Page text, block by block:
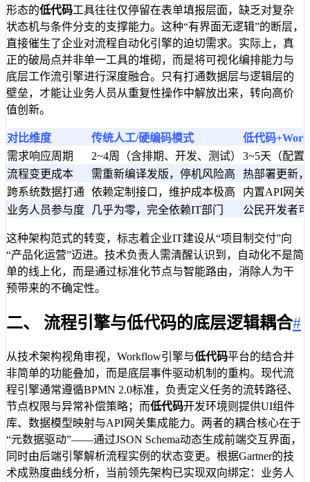
形态的低代码工具往往仅停留在表单填报层面，缺乏对复杂
状态机与条件分支的支撑能力。这种“有界面无逻辑”的断层，
直接催生了企业对流程自动化引擎的迫切需求。实际上，真
正的破局点并非单一工具的堆砌，而是将可视化编排能力与
底层工作流引擎进行深度融合。只有打通数据层与逻辑层的
壁垒，才能让业务人员从重复性操作中解放出来，转向高价
值创新。
对比维度 传统人工/硬编码模式
低代码
需求响应周期
2~4周（含排期、开发、测试）
3~5天（配置
流程变更成本
需重新编译发版，停机风险高
热部署更新
跨系统数据打通
依赖定制接口，维护成本极高
内置API网关
业务人员参与度
几乎为零，完全依赖IT部门 公民开发者
这种架构范式的转变，标志着企业IT建设从“项目制交付”向
“产品化运营”迈进。技术负责人需清醒认识到，自动化不是简
单的线上化，而是通过标准化节点与智能路由，消除人为干
预带来的不确定性。
二、 流程引擎与低代码的底层逻辑耦合#
从技术架构视角审视，Workflow引擎与低代码平台的结合并
非简单的功能叠加，而是底层事件驱动机制的重构。现代流
程引擎通常遵循BPMN 2.0标准，负责定义任务的流转路径、
节点权限与异常补偿策略；而低代码开发环境则提供UI组件
库、数据模型映射与API网关集成能力。两者的耦合核心在于
“元数据驱动”——通过JSON Schema动态生成前端交互界面，
同时由后端引擎解析流程实例的状态变更。根据Gartner的技
术成熟度曲线分析，当前领先架构已实现双向绑定：业务人